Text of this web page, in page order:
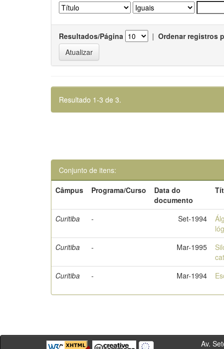
Resultados/Página | Ordenar registros
Resultado 1-3 de 3.
Conjunto de itens:
Câmpus
Programa/Curso
Data do
documento
Curitiba - Set-1994
Curitiba
- Mar-1995
Curitiba
- Mar-1994
Av. Sete de